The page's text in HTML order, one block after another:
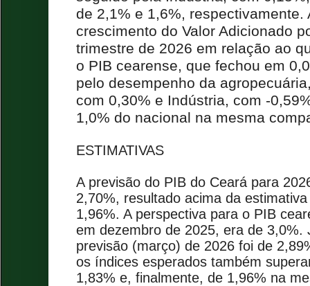
de 2,1% e 1,6%,
crescimento do Valor Adicionado
trimestre de 2026 em relação ao
o PIB cearense, que fechou em
pelo desempenho da
com 0,30% e Indústria, com -
1,0% do nacional na mesma
ESTIMATIVAS
A previsão do PIB do Ceará para
2,70%, resultado acima da
1,96%. A perspectiva para o PIB
em dezembro de 2025, era de 3,0%.
previsão (março) de 2026 foi de
os índices esperados também
1,83% e, finalmente, de 1,96% na